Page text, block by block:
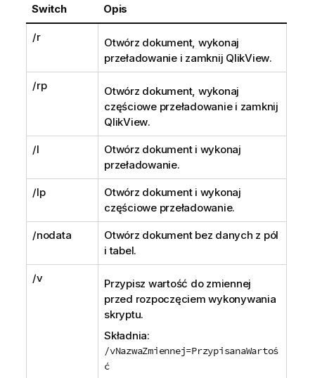
a
c
Switch Opis
/r
Otwórz dokument, wykonaj
przeładowanie i zamknij QlikView.
/rp
Otwórz dokument, wykonaj
częściowe przeładowanie i zamknij
QlikView.
/l
Otwórz dokument i wykonaj
przeładowanie.
/lp
Otwórz dokument i wykonaj
częściowe przeładowanie.
/nodata
Otwórz dokument bez danych z pól
i tabel.
/v
Przypisz wartość do zmiennej
przed rozpoczęciem wykonywania
skryptu.
Składnia:
/vNazwaZmiennej=PrzypisanaWartoś
ć